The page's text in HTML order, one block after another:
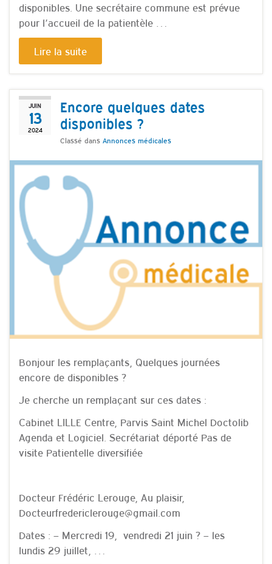
disponibles. Une secrétaire commune est prévue
pour l’accueil de la patientèle …
Lire la suite
JUIN
13
2024
Encore quelques dates
disponibles ?
Classé dans Annonces médicales
Bonjour les remplaçants, Quelques journées
encore de disponibles ?
Je cherche un remplaçant sur ces dates :
Cabinet LILLE Centre, Parvis Saint Michel Doctolib
Agenda et Logiciel. Secrétariat déporté Pas de
visite Patientelle diversifiée
Docteur Frédéric Lerouge, Au plaisir,
Docteurfredericlerouge@gmail.com
Dates : – Mercredi 19, vendredi 21 juin ? – les
lundis 29 juillet, …